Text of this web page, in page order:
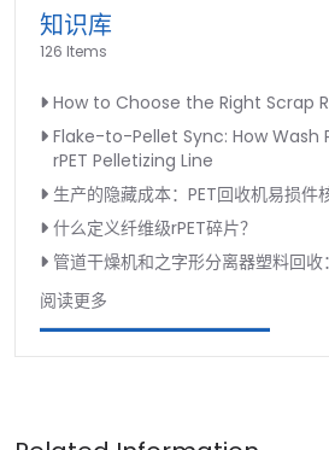
知识库
126 Items
How to Choose the Right Scrap
Flake-to-Pellet Sync: How Wash
rPET Pelletizing Line
生产的隐藏成本：PET回收机易损件
什么定义纤维级rPET碎片？
管道干燥机和之字形分离器塑料回收
阅读更多